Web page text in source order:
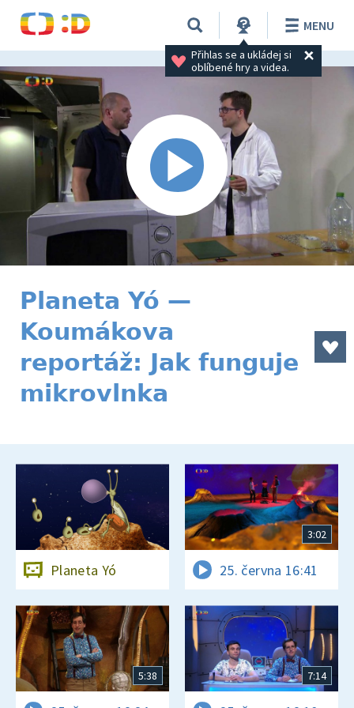
Přihlas se a ukládej si
oblíbené hry a videa.
MENU
Planeta Yó —
Koumákova
reportáž: Jak funguje
mikrovlnka
Planeta Yó
3:02
25. června 16:41
5:38 7:14